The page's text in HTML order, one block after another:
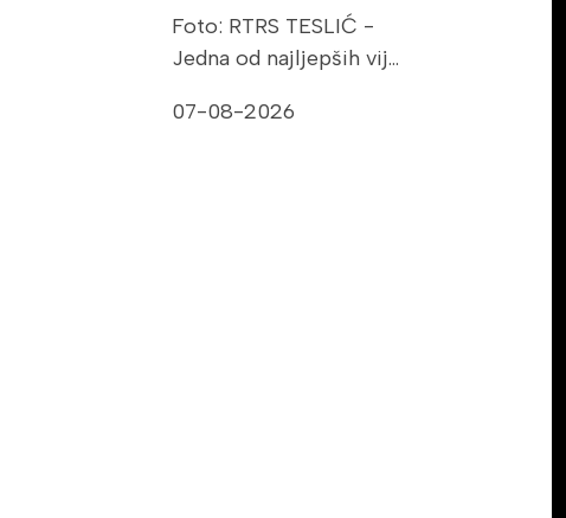
Foto: RTRS TESLIĆ -
Jedna od najljepših vij…
07-08-2026